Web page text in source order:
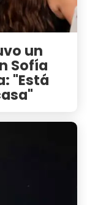
un
Sofía
"Está